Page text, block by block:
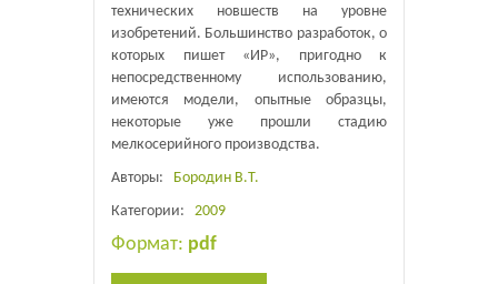
технических новшеств на уровне
изобретений. Большинство разработок, о
которых пишет «ИР», пригодно к
непосредственному использованию,
имеются модели, опытные образцы,
некоторые уже прошли стадию
мелкосерийного производства.
Авторы: Бородин В.Т.
Категории: 2009
Формат: pdf